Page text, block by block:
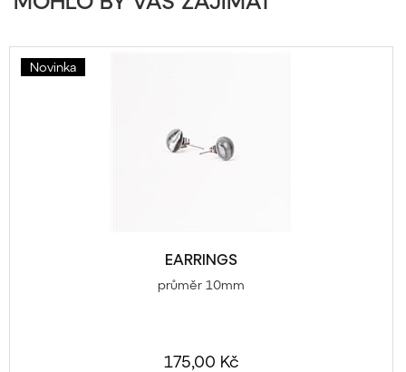
Novinka
EARRINGS
průměr 10mm
175,00 Kč